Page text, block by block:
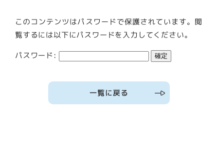
このコンテンツはパスワードで保護されています。閲
覧するには以下にパスワードを入力してください。
パスワード:
一覧に戻る